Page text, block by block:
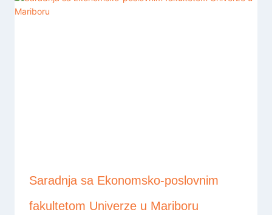
Saradnja sa Ekonomsko-poslovnim
fakultetom Univerze u Mariboru